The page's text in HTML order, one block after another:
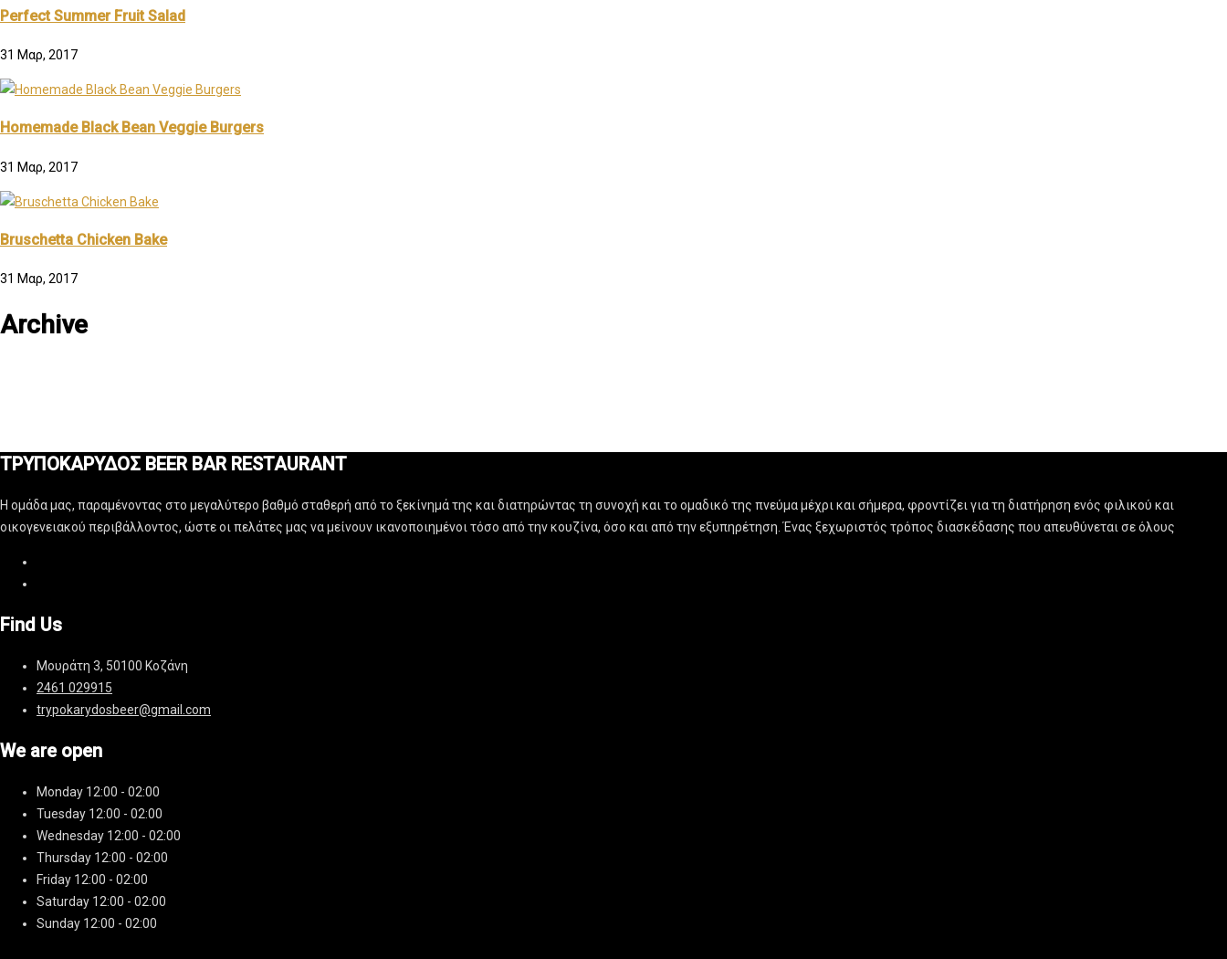
Perfect Summer Fruit Salad
31 Μαρ, 2017
Homemade Black Bean Veggie Burgers
31 Μαρ, 2017
Bruschetta Chicken Bake
31 Μαρ, 2017
Archive
ΤΡΥΠΟΚΑΡΥΔΟΣ BEER BAR RESTAURANT
Η ομάδα μας, παραμένοντας στο μεγαλύτερο βαθμό σταθερή από το ξεκίνημά της και διατηρώντας τη συνοχή και το ομαδικό της πνεύμα μέχρι και σήμερα, φροντίζει για τη διατήρηση ενός φιλικού και
οικογενειακού περιβάλλοντος, ώστε οι πελάτες μας να μείνουν ικανοποιημένοι τόσο από την κουζίνα, όσο και από την εξυπηρέτηση. Ένας ξεχωριστός τρόπος διασκέδασης που απευθύνεται σε όλους
Find Us
Μουράτη 3, 50100 Κοζάνη
2461 029915
trypokarydosbeer@gmail.com
We are open
Monday 12:00 - 02:00
Tuesday 12:00 - 02:00
Wednesday 12:00 - 02:00
Thursday 12:00 - 02:00
Friday 12:00 - 02:00
Saturday 12:00 - 02:00
Sunday 12:00 - 02:00